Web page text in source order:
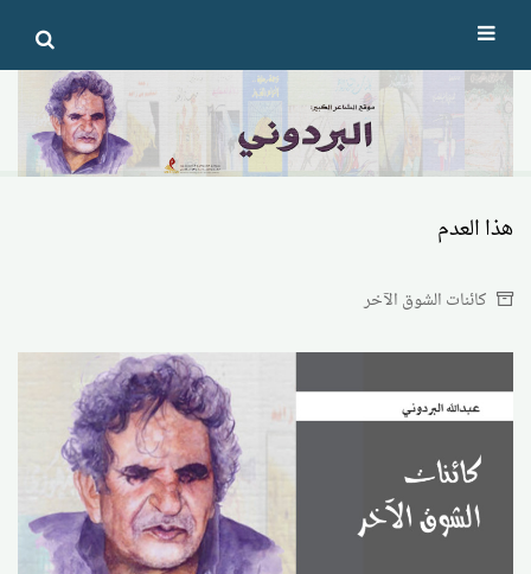
Skip
to
content
هذا العدم
كائنات الشوق الآخر